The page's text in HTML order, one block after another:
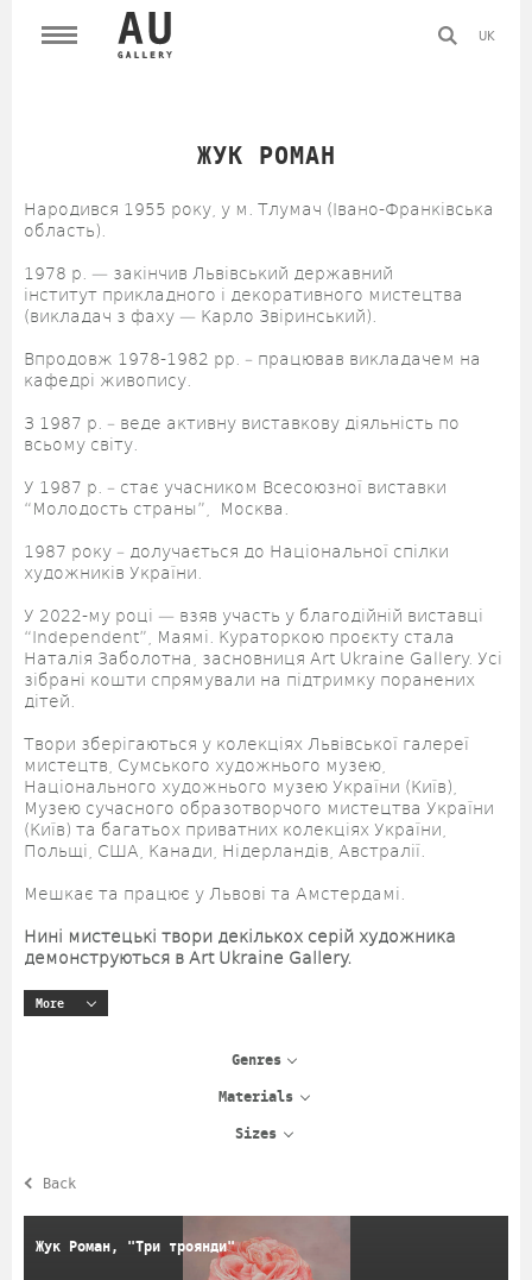
UK
ЖУК РОМАН
Народився 1955 року, у м. Тлумач (Івано-Франківська
область).
1978 р. — закінчив Львівський державний
інститут прикладного і декоративного мистецтва
(викладач з фаху — Карло Звіринський).
Впродовж 1978-1982 рр. – працював викладачем на
кафедрі живопису.
З 1987 р. – веде активну виставкову діяльність по
всьому світу.
У 1987 р. – стає учасником Всесоюзної виставки
“Молодость страны”, Москва.
1987 року – долучається до Національної спілки
художників України.
У 2022-му році — взяв участь у благодійній виставці
“Independent”, Маямі. Кураторкою проєкту стала
Наталія Заболотна, засновниця Art Ukraine Gallery. Усі
зібрані кошти спрямували на підтримку поранених
дітей.
Твори зберігаються у колекціях Львівської галереї
мистецтв, Сумського художнього музею,
Національного художнього музею України (Київ),
Музею сучасного образотворчого мистецтва України
(Київ) та багатьох приватних колекціях України,
Польщі, США, Канади, Нідерландів, Австралії.
Мешкає та працює у Львові та Амстердамі.
Нині мистецькі твори декількох серій художника
демонструються в Art Ukraine Gallery.
More
Genres
Materials
Sizes
Back
Жук Роман, "Три троянди"